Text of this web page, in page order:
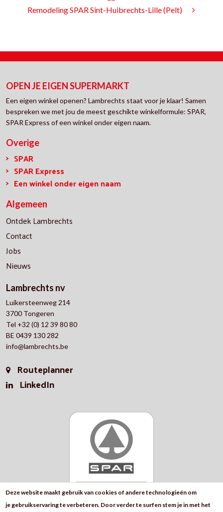
Remodeling SPAR Sint-Huibrechts-Lille (Pelt)
OPEN JE EIGEN SUPERMARKT
Een eigen winkel openen? Lambrechts staat voor je klaar! Samen
bespreken we met jou de meest geschikte winkelformule: SPAR,
SPAR Express of een winkel onder eigen naam.
Overige
SPAR
SPAR Express
Een winkel onder eigen naam
Algemeen
Ontdek Lambrechts
Contact
Jobs
Nieuws
Lambrechts nv
Luikersteenweg 214
3700 Tongeren
Tel +32 (0) 12 39 80 80
BE 0439 130 282
info@lambrechts.be
Routeplanner
LinkedIn
Deze website maakt gebruik van cookies of andere technologieën om
je gebruikservaring te verbeteren. Door verder te surfen stem je in met het